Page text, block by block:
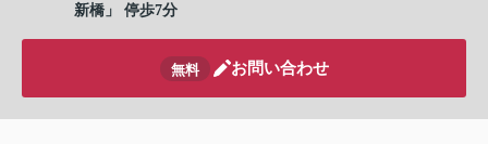
新橋」 停歩7分
無料 お問い合わせ